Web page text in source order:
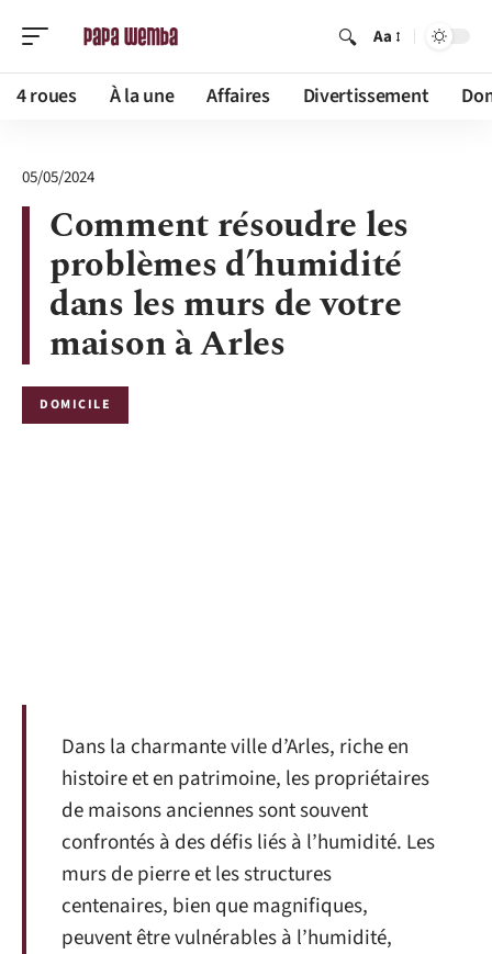
Aa
4 roues À la une Affaires Divertissement
05/05/2024
Comment résoudre les
problèmes d’humidité
dans les murs de votre
maison à Arles
DOMICILE
Dans la charmante ville d’Arles, riche en
histoire et en patrimoine, les propriétaires
de maisons anciennes sont souvent
confrontés à des défis liés à l’humidité. Les
murs de pierre et les structures
centenaires, bien que magnifiques,
peuvent être vulnérables à l’humidité,